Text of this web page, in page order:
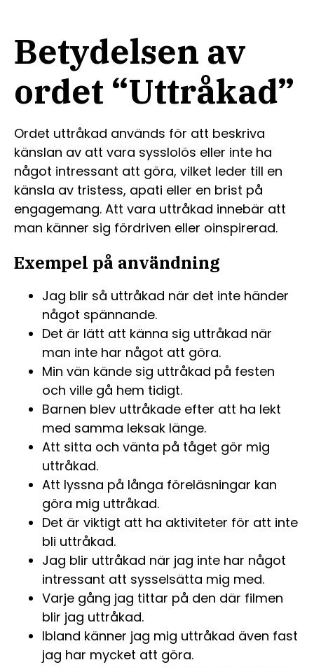
Betydelsen av
ordet “Uttråkad”
Ordet uttråkad används för att beskriva
känslan av att vara sysslolös eller inte ha
något intressant att göra, vilket leder till en
känsla av tristess, apati eller en brist på
engagemang. Att vara uttråkad innebär att
man känner sig fördriven eller oinspirerad.
Exempel på användning
Jag blir så uttråkad när det inte händer
något spännande.
Det är lätt att känna sig uttråkad när
man inte har något att göra.
Min vän kände sig uttråkad på festen
och ville gå hem tidigt.
Barnen blev uttråkade efter att ha lekt
med samma leksak länge.
Att sitta och vänta på tåget gör mig
uttråkad.
Att lyssna på långa föreläsningar kan
göra mig uttråkad.
Det är viktigt att ha aktiviteter för att inte
bli uttråkad.
Jag blir uttråkad när jag inte har något
intressant att sysselsätta mig med.
Varje gång jag tittar på den där filmen
blir jag uttråkad.
Ibland känner jag mig uttråkad även fast
jag har mycket att göra.